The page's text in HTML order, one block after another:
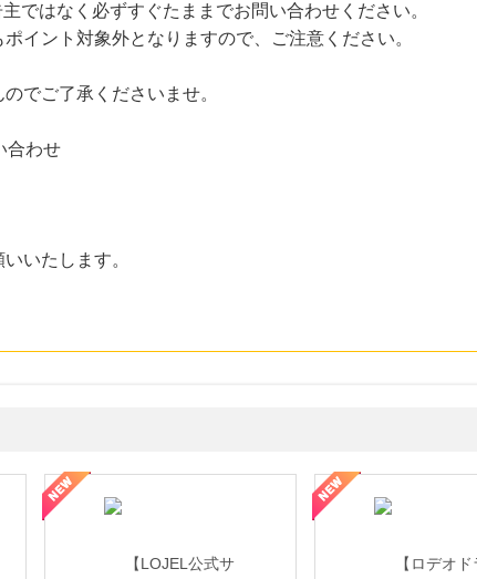
ではなく必ずすぐたままでお問い合わせください。
イント対象外となりますので、ご注意ください。
でご了承くださいませ。
合わせ
いたします。
ド品・貴金属の無料査定